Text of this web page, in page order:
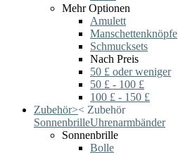
Mehr Optionen
Amulett
Manschettenknöpfe
Schmucksets
Nach Preis
50 £ oder weniger
50 £ - 100 £
100 £ - 150 £
Zubehör>< Zubehör
SonnenbrilleUhrenarmbänder
Sonnenbrille
Bolle